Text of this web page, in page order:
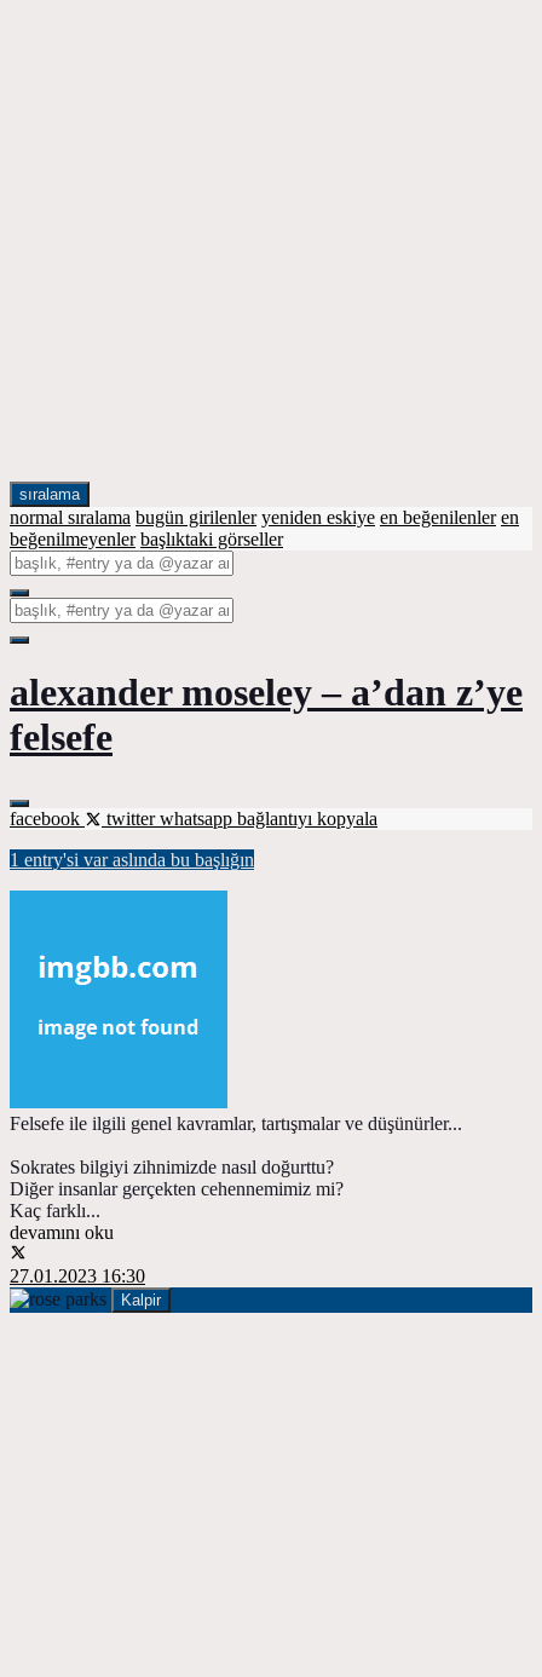
sıralama
normal sıralama bugün girilenler yeniden eskiye en beğenilenler en
beğenilmeyenler başlıktaki görseller
alexander moseley – a’dan z’ye
felsefe
facebook twitterwhatsapp bağlantıyı kopyala
1 entry'si var aslında bu başlığın
Felsefe ile ilgili genel kavramlar, tartışmalar ve düşünürler...
Sokrates bilgiyi zihnimizde nasıl doğurttu?
Diğer insanlar gerçekten cehennemimiz mi?
Kaç farklı...
devamını oku
27.01.2023 16:30
Kalpir